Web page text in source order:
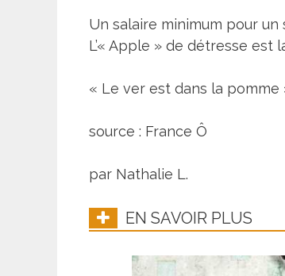
Un salaire minimum pour
L’« Apple » de détresse est
« Le ver est dans la pomme
source : France Ô
par Nathalie L.
EN SAVOIR PLUS